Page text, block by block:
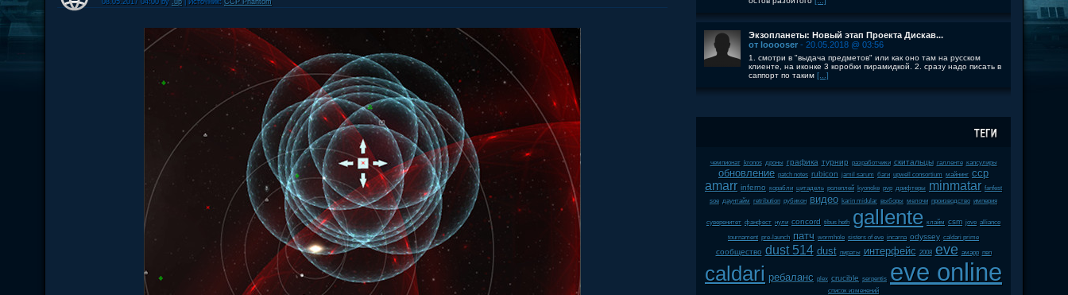
08.05.2017 04:00 by .up| Источник: CCP Phantom
Экзопланеты: Новый этап Проекта Дискав...
от looooser - 20.05.2018 @ 03:56
1. смотри в "выдача предметов" или как оно там на русском
клиенте, на иконке 3 коробки пирамидкой. 2. сразу надо писать в
саппорт по таким [...]
чемпионат kronos дроны графика турнир разработчики скитальцы галленте капсулиры
обновление patch notes rubicon jamil sarum баги upwell consortium майнинг ccp
amarr inferno корабли цитадель ролеплей kyonoke pvp дрифтеры minmatar fanfest
soe даунтайм retribution рубикон видео karin midular выборы мелочи производство империя
суверенитет фанфест нули concord tibus heth gallente клайм csm jove alliance
tournament pre-launch патч wormhole sisters of eve incarna odyssey caldari prime
сообщество dust 514 dust пираты интерфейс 2008 eve амарр пвп
caldari ребаланс plex crucible serpentis eve online
список изменений